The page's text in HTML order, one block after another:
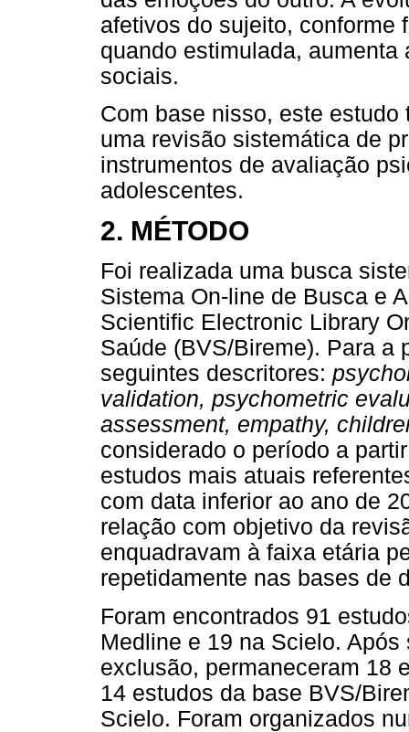
afetivos do sujeito, conforme
quando estimulada,
sociais.
Com base nisso, este
uma revisão sistemática de
instrumentos de avaliação
adolescentes.
2. MÉTODO
Foi realizada uma busca
Sistema On-line de Busca e
Scientific Electronic Library
Saúde (BVS/Bireme). Para a
seguintes descritores:
validation, psychometric
assessment, empathy,
considerado o período a
estudos mais atuais
com data inferior ao ano de
relação com objetivo da
enquadravam à faixa etária
repetidamente nas bases de
Foram encontrados 91
Medline e 19 na Scielo.
exclusão, permaneceram 18
14 estudos da base BVS/
Scielo. Foram organizados